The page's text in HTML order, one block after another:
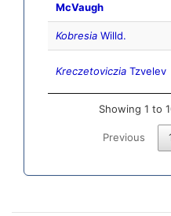
McVaugh
Kobresia Willd.
Kreczetoviczia Tzvelev
Showing 1 to
Previous